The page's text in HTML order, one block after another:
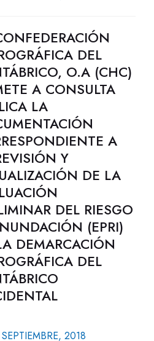
DEL
O.A (CHC)
A CONSULTA
LA
A
Y
DE LA
DEL RIESGO
(EPRI)
DEMARCACIÓN
DEL
2018